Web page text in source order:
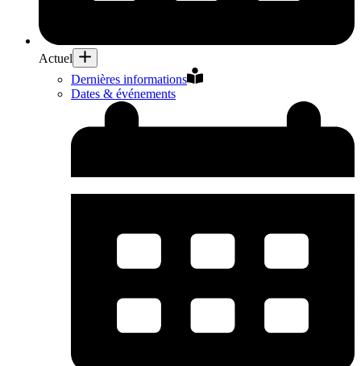
Actuel
Dernières informations
Dates & événements